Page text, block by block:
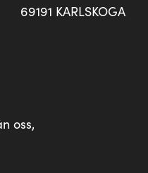
69191 KARLSKOGA
oss,